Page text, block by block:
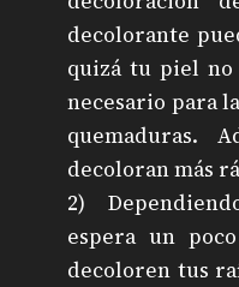
decolorante
quizá tu piel
necesario para
quemaduras.
decoloran más
2)
espera un
decoloren tus